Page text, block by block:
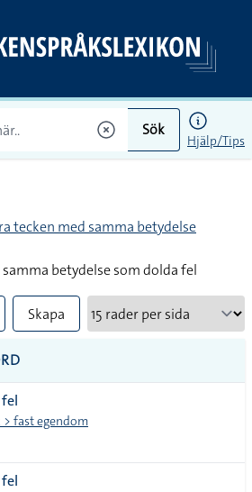
Sök
Hjälp/Tips
tecken med samma betydelse
betydelse som dolda fel
Skapa
fast egendom